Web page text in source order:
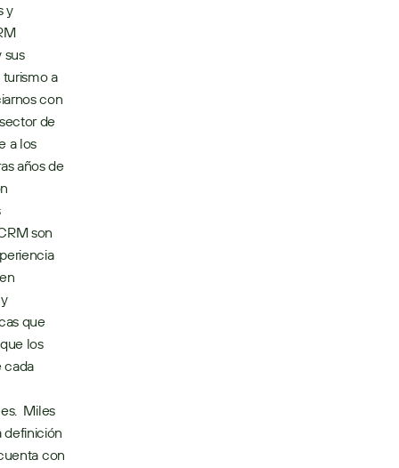
y
sus
a
con
de
a los
años de
son
que
los
cada
Miles
definición
con